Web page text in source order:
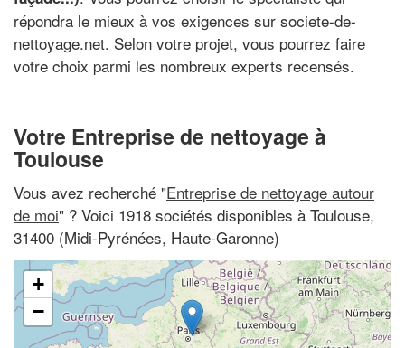
répondra le mieux à vos exigences sur societe-de-
nettoyage.net. Selon votre projet, vous pourrez faire
votre choix parmi les nombreux experts recensés.
Votre Entreprise de nettoyage à
Toulouse
Vous avez recherché "Entreprise de nettoyage autour
de moi" ? Voici 1918 sociétés disponibles à Toulouse,
31400 (Midi-Pyrénées, Haute-Garonne)
+
−